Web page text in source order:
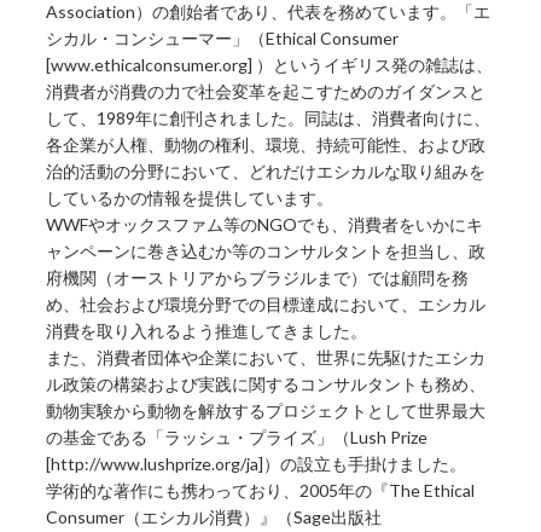
Association）の創始者であり、代表を務めています。「エ
シカル・コンシューマー」（Ethical Consumer
[www.ethicalconsumer.org] ）というイギリス発の雑誌は、
消費者が消費の力で社会変革を起こすためのガイダンスと
して、1989年に創刊されました。同誌は、消費者向けに、
各企業が人権、動物の権利、環境、持続可能性、および政
治的活動の分野において、どれだけエシカルな取り組みを
しているかの情報を提供しています。
WWFやオックスファム等のNGOでも、消費者をいかにキ
ャンペーンに巻き込むか等のコンサルタントを担当し、政
府機関（オーストリアからブラジルまで）では顧問を務
め、社会および環境分野での目標達成において、エシカル
消費を取り入れるよう推進してきました。
また、消費者団体や企業において、世界に先駆けたエシカ
ル政策の構築および実践に関するコンサルタントも務め、
動物実験から動物を解放するプロジェクトとして世界最大
の基金である「ラッシュ・プライズ」（Lush Prize
[http://www.lushprize.org/ja]）の設立も手掛けました。
学術的な著作にも携わっており、2005年の『The Ethical
Consumer（エシカル消費）』（Sage出版社